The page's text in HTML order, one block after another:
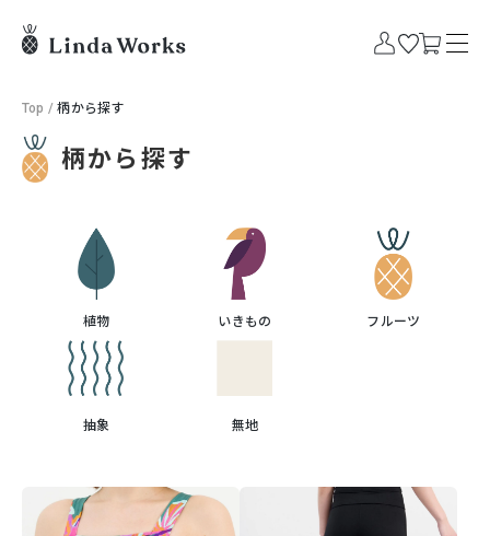
Top /柄から探す
柄から探す
植物 いきもの フルーツ
抽象 無地